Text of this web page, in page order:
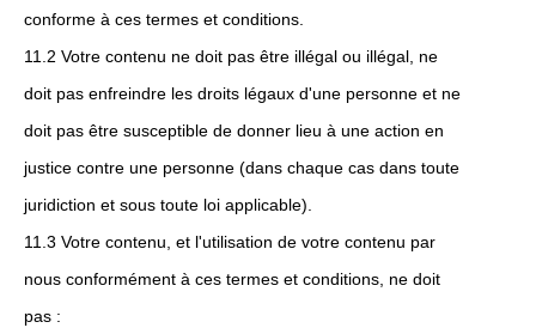
conforme à ces termes et conditions.
11.2 Votre contenu ne doit pas être illégal ou illégal, ne
doit pas enfreindre les droits légaux d'une personne et ne
doit pas être susceptible de donner lieu à une action en
justice contre une personne (dans chaque cas dans toute
juridiction et sous toute loi applicable).
11.3 Votre contenu, et l'utilisation de votre contenu par
nous conformément à ces termes et conditions, ne doit
pas :